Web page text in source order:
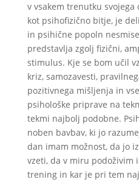
v vsakem trenutku
kot psihofizično bitje, je
in psihične popoln
predstavlja zgolj fizični,
stimulus. Kje se bom učil
kriz, samozavesti,
pozitivnega mišljenja in
psihološke priprave na
tekmi najbolj podobne.
noben bavbav, ki jo
dan imam možnost, da jo
vzeti, da v miru podoživim
trening in kar je pri tem